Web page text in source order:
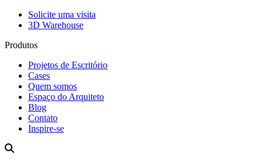
Solicite uma visita
3D Warehouse
Produtos
Projetos de Escritório
Cases
Quem somos
Espaço do Arquiteto
Blog
Contato
Inspire-se